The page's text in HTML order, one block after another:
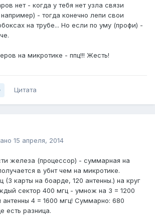
нет - когда у тебя нет узла связи
- тогда конечно лепи свои
на трубе... Но если по уму (профи) -
на микротике - ппц!!! Жесть!
Цитата
15 апреля, 2014
железа (процессор) - суммарная на
в убнт чем на микротике.
(3 карты на боарде, 120 антенны.) на круг
сектор 400 мгц - умнож на 3 = 1200
антенны 4 = 1600 мгц! Суммарно: 680
есть разница.